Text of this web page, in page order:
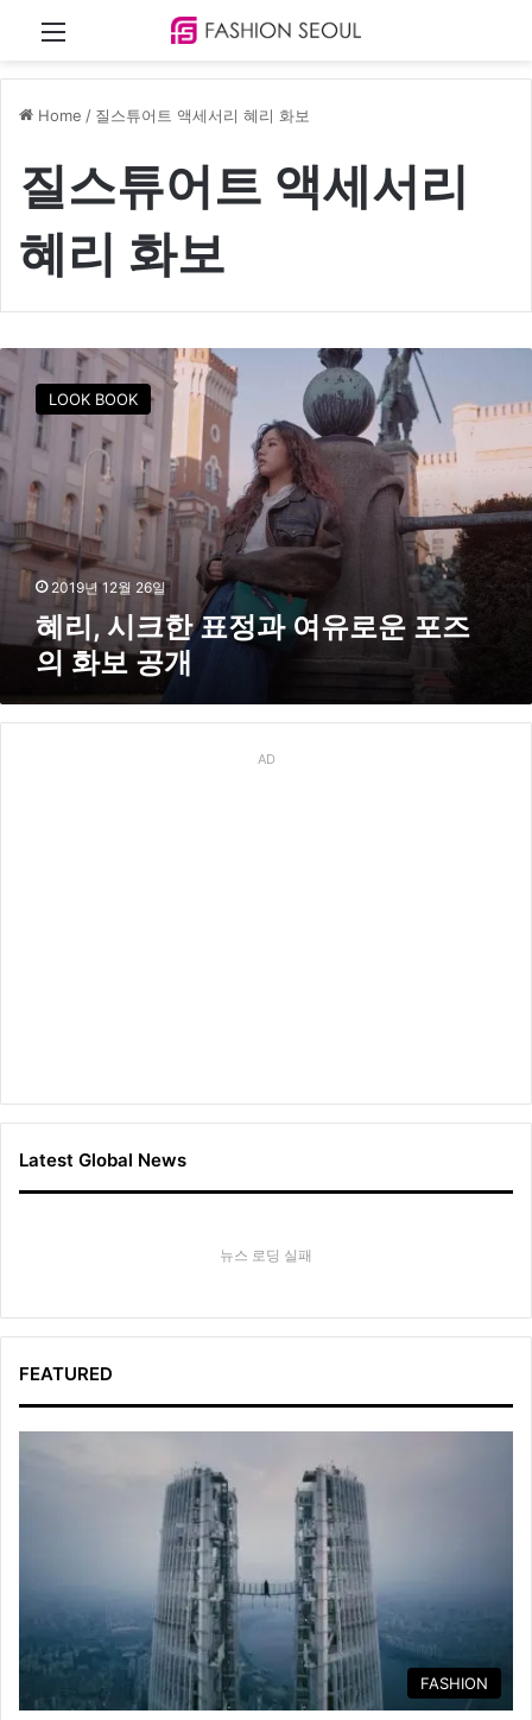
Home / 질스튜어트 액세서리 혜리 화보
질스튜어트 액세서리
혜리 화보
혜
리
,
시
크
한
정
과
즈
LOOK BOOK
2019년 12월 26일
혜리, 시크한 표정과 여유로운 포즈
의 화보 공개
AD
Latest Global News
뉴스 로딩 실패
FEATURED
FASHION